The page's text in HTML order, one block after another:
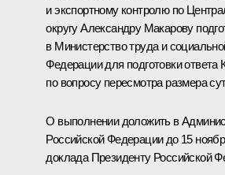
и экспортному контролю по
округу Александру Макарову
в Министерство труда и
Федерации для подготовки ответа
по вопросу пересмотра размера
О выполнении доложить в
Российской Федерации до 15
доклада Президенту Российской